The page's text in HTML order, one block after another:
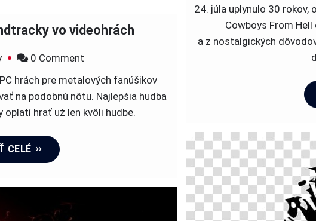
24. júla uplynulo 30
Cowboys From
a z nostalgických
vo videohrách
0 Commenton
Najlepšie
rockové
soundtracky
hrách pre metalových fanúšikov
na podobnú nôtu. Najlepšia hudba
hrať už len kvôli hudbe.
CELÉ